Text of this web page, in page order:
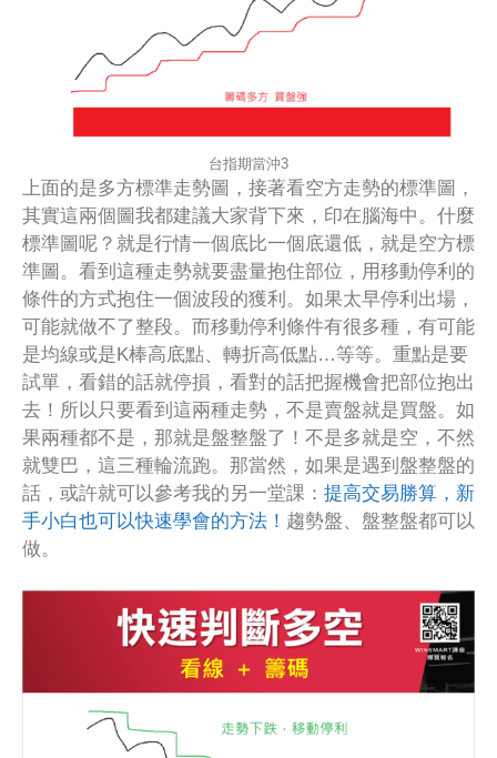
台指期當沖3
上面的是多方標準走勢圖，接著看空方走勢的標準圖，
其實這兩個圖我都建議大家背下來，印在腦海中。什麼
標準圖呢？就是行情一個底比一個底還低，就是空方標
準圖。看到這種走勢就要盡量抱住部位，用移動停利的
條件的方式抱住一個波段的獲利。如果太早停利出場，
可能就做不了整段。而移動停利條件有很多種，有可能
是均線或是K棒高底點、轉折高低點…等等。重點是要
試單，看錯的話就停損，看對的話把握機會把部位抱出
去！所以只要看到這兩種走勢，不是賣盤就是買盤。如
果兩種都不是，那就是盤整盤了！不是多就是空，不然
就雙巴，這三種輪流跑。那當然，如果是遇到盤整盤的
話，或許就可以參考我的另一堂課： 提高交易勝算，新
手小白也可以快速學會的方法！ 趨勢盤、盤整盤都可以
做。